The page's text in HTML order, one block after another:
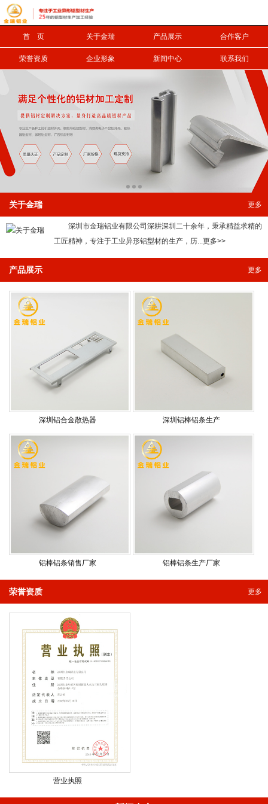
首 页 关于金瑞 产品展示 合作客户
荣誉资质 企业形象 新闻中心 联系我们
更多
关于金瑞
深圳市金瑞铝业有限公司深耕深圳二十余年，秉承精益求精的
工匠精神，专注于工业异形铝型材的生产，历...更多>>
更多
产品展示
深圳铝合金散热器 深圳铝棒铝条生产
铝棒铝条销售厂家 铝棒铝条生产厂家
更多
荣誉资质
营业执照
信息搜索
搜索